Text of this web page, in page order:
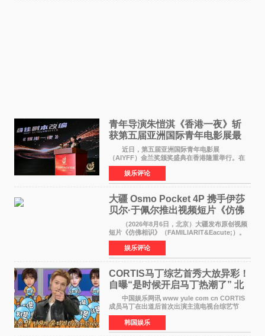
青年导演朱愷淇《香港一夜》斩
获第五届亚洲国际青年电影展最
佳剧本改编奖
近日，第五届亚洲国际青年电影展
（AIYFF）金兰奖颁奖盛典在香港隆重举行。在
这场汇聚数百位海内外电影人、文化界人士及媒
体代表的亚洲青年影视盛会上，香港本土电影
《香港一夜》（Dawn in Ho
娱乐评论
大疆 Osmo Pocket 4P 携手伊莎
贝尔·于佩尔推出视频短片《仿佛
相识》
（2026年8月6日，北京）大疆发布原创视频
短片《仿佛相识》（FAMILIARIT&Eacute;）。
视频短片由戛纳国际电影节最佳女演员伊莎贝尔·
于佩尔（Isabelle Huppert）主演，全程使用大
疆首款双主摄口
娱乐评论
CORTIS马丁综艺首秀大放异彩！
自曝“是时候开启马丁热潮了” 北
美巡演火热进行中
中国娱乐网讯 www yule com cn CORTIS
成员马丁在出道后首次出演主流电视台综艺节
目，展现了多才多艺的魅力。 马丁出演了5日
播出的MBC《Radio Star》Fashion与Passion
之间，I&lsquo;m
韩国娱乐